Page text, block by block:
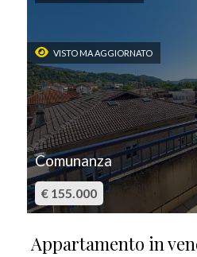
VISTO MA AGGIORNATO
Comunanza
€ 155.000
Appartamento in